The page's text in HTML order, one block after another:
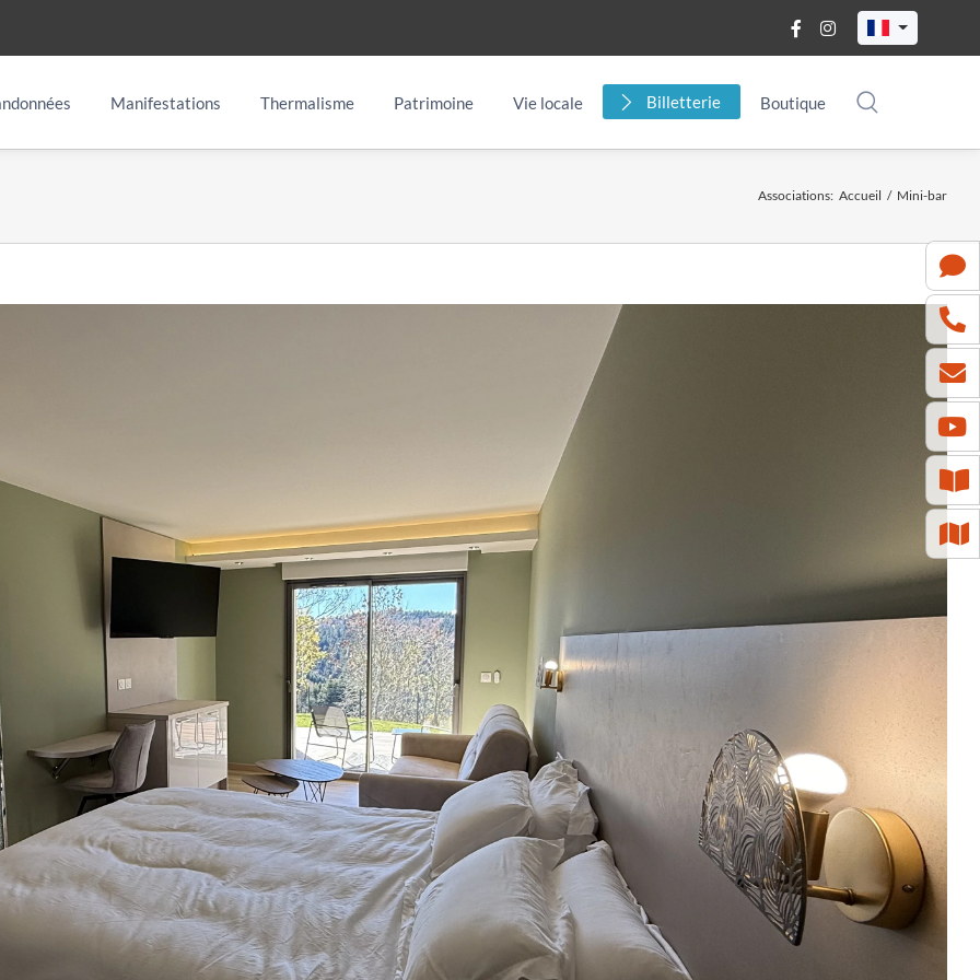
Manifestations Thermalisme Patrimoine Vie locale Billetterie Boutique
Associations: Accueil / Mini-bar